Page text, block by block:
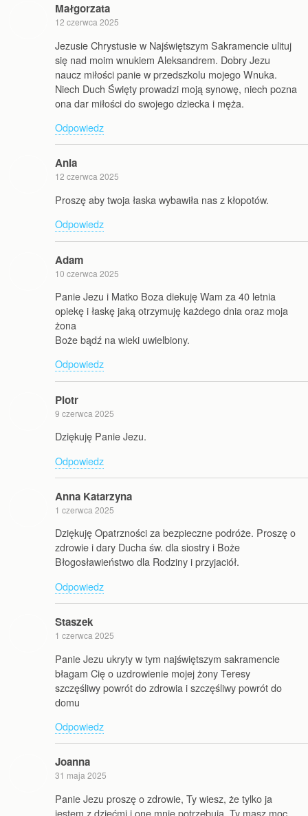
Małgorzata
12 czerwca 2025
Jezusie Chrystusie w Najświętszym Sakramencie ulituj
się nad moim wnukiem Aleksandrem. Dobry Jezu
naucz miłości panie w przedszkolu mojego Wnuka.
Niech Duch Święty prowadzi moją synowę, niech pozna
ona dar miłości do swojego dziecka i męża.
Odpowiedz
Ania
12 czerwca 2025
Proszę aby twoja łaska wybawiła nas z kłopotów.
Odpowiedz
Adam
10 czerwca 2025
Panie Jezu i Matko Boza diekuję Wam za 40 letnia
opiekę i łaskę jaką otrzymuję każdego dnia oraz moja
żona
Boże bądź na wieki uwielbiony.
Odpowiedz
Piotr
9 czerwca 2025
Dziękuję Panie Jezu.
Odpowiedz
Anna Katarzyna
1 czerwca 2025
Dziękuję Opatrzności za bezpieczne podróże. Proszę o
zdrowie i dary Ducha św. dla siostry i Boże
Błogosławieństwo dla Rodziny i przyjaciół.
Odpowiedz
Staszek
1 czerwca 2025
Panie Jezu ukryty w tym najświętszym sakramencie
błagam Cię o uzdrowienie mojej żony Teresy
szczęśliwy powrót do zdrowia i szczęśliwy powrót do
domu
Odpowiedz
Joanna
31 maja 2025
Panie Jezu proszę o zdrowie, Ty wiesz, że tylko ja
jestem z dziećmi i one mnie potrzebują. Ty masz moc